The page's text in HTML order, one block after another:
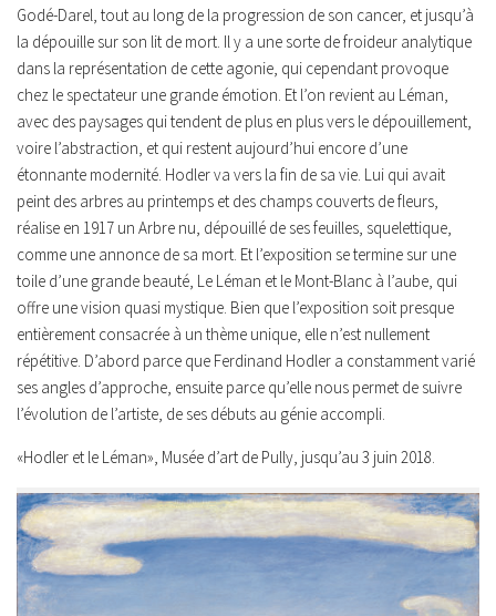
Godé-Darel, tout au long de la progression de son cancer, et jusqu’à
la dépouille sur son lit de mort. Il y a une sorte de froideur analytique
dans la représentation de cette agonie, qui cependant provoque
chez le spectateur une grande émotion. Et l’on revient au Léman,
avec des paysages qui tendent de plus en plus vers le dépouillement,
voire l’abstraction, et qui restent aujourd’hui encore d’une
étonnante modernité. Hodler va vers la fin de sa vie. Lui qui avait
peint des arbres au printemps et des champs couverts de fleurs,
réalise en 1917 un Arbre nu, dépouillé de ses feuilles, squelettique,
comme une annonce de sa mort. Et l’exposition se termine sur une
toile d’une grande beauté, Le Léman et le Mont-Blanc à l’aube, qui
offre une vision quasi mystique. Bien que l’exposition soit presque
entièrement consacrée à un thème unique, elle n’est nullement
répétitive. D’abord parce que Ferdinand Hodler a constamment varié
ses angles d’approche, ensuite parce qu’elle nous permet de suivre
l’évolution de l’artiste, de ses débuts au génie accompli.
«Hodler et le Léman», Musée d’art de Pully, jusqu’au 3 juin 2018.